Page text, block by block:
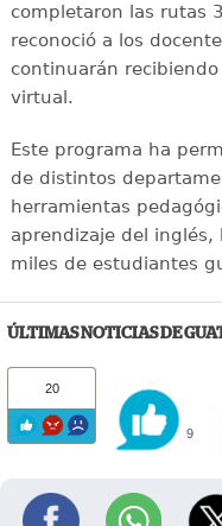
completaron las rutas
reconoció a los
continuarán
virtual.
Este programa ha
de distintos
herramientas
aprendizaje del
miles de estudiantes
ÚLTIMAS NOTICIAS DE
20
9